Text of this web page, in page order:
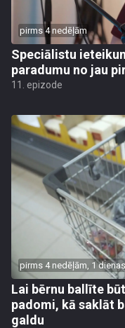
pirms 4 nedēļām
Speciālistu
paradumu no jau
11. epizode
pirms 4 nedēļām, 1 dienas
Lai bērnu ballīte
padomi, kā saklāt
galdu